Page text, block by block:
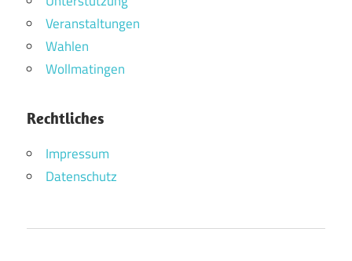
Veranstaltungen
Wahlen
Wollmatingen
Rechtliches
Impressum
Datenschutz